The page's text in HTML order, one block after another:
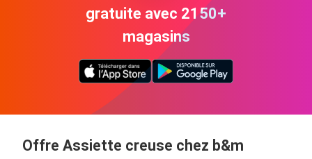
gratuite avec 2150+
magasins
Offre Assiette creuse chez b&m